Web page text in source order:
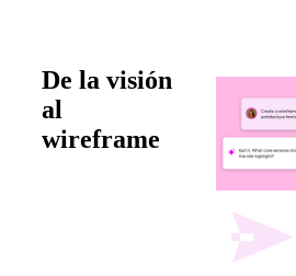
De la visión
al
wireframe